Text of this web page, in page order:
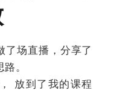
了场直播，分享了
。
放到了我的课程